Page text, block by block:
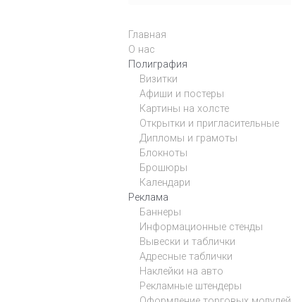
Главная
О нас
Полиграфия
Визитки
Афиши и постеры
Картины на холсте
Открытки и пригласительные
Дипломы и грамоты
Блокноты
Брошюры
Календари
Реклама
Баннеры
Информационные стенды
Вывески и таблички
Адресные таблички
Наклейки на авто
Рекламные штендеры